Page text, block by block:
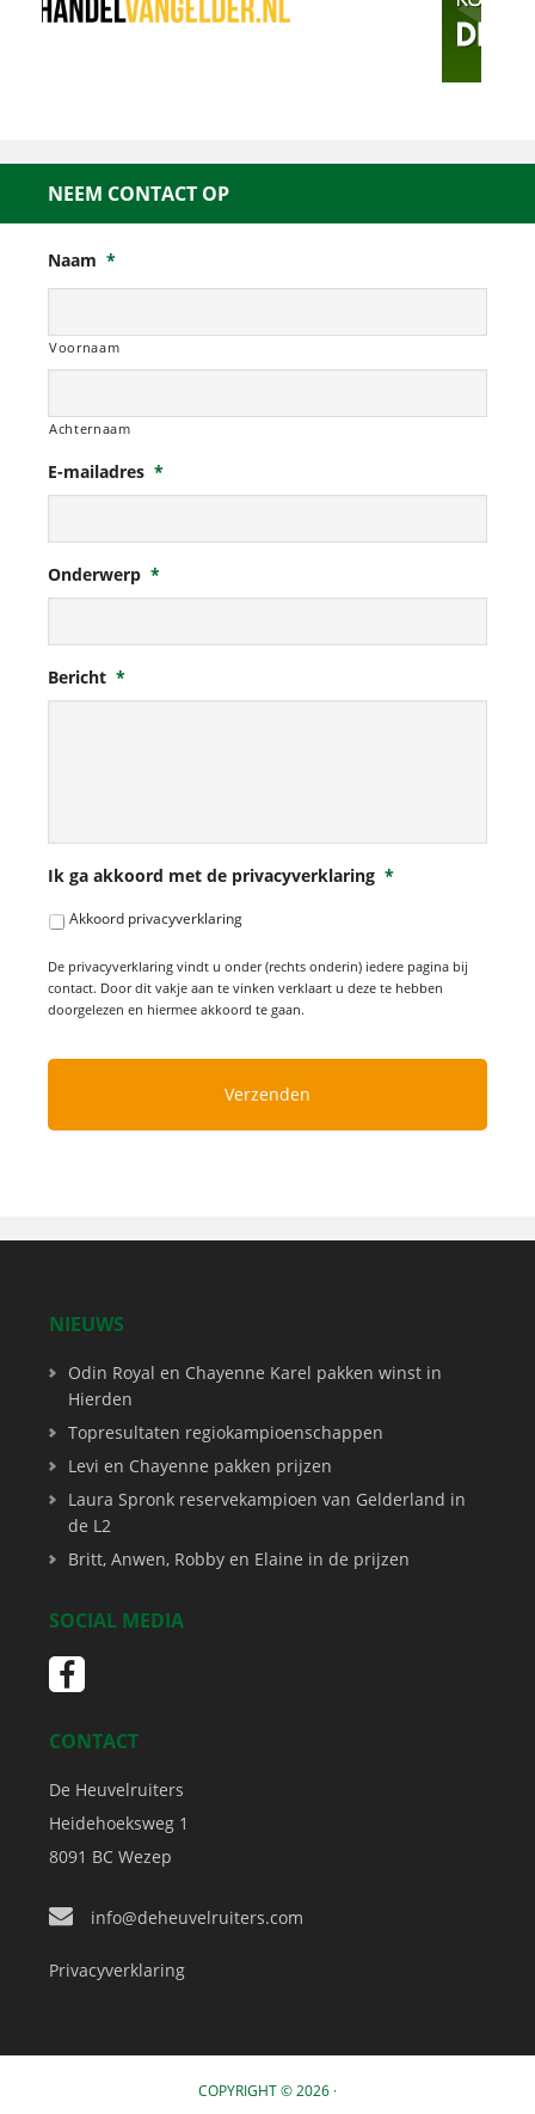
NEEM CONTACT OP
Naam *
Voornaam
Achternaam
E-mailadres *
Onderwerp *
Bericht *
Ik ga akkoord met de privacyverklaring *
Akkoord privacyverklaring
De privacyverklaring vindt u onder (rechts onderin) iedere pagina bij
contact. Door dit vakje aan te vinken verklaart u deze te hebben
doorgelezen en hiermee akkoord te gaan.
NIEUWS
Odin Royal en Chayenne Karel pakken winst in
Hierden
Topresultaten regiokampioenschappen
Levi en Chayenne pakken prijzen
Laura Spronk reservekampioen van Gelderland in
de L2
Britt, Anwen, Robby en Elaine in de prijzen
SOCIAL MEDIA
CONTACT
De Heuvelruiters
Heidehoeksweg 1
8091 BC Wezep
info@deheuvelruiters.com
Privacyverklaring
COPYRIGHT © 2026 ·